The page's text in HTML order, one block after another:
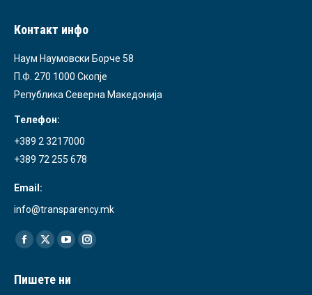
Контакт инфо
Наум Наумовски Борче 58
П.Ф. 270 1000 Скопје
Република Северна Македонија
Телефон:
+389 2 3217000
+389 72 255 678
Email:
info@transparency.mk
Find us on:
Facebook
opens
X
opens
YouTube
opens
Instagram
Пишете ни